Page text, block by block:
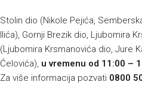
Stolin dio (Nikole Pejića,
Ilića), Gornji Brezik dio, Ljubomira
(Ljubomira Krsmanovića dio, Jure
Ćelovića), u vremenu od 11:00 –
Za više informacija pozvati 0800